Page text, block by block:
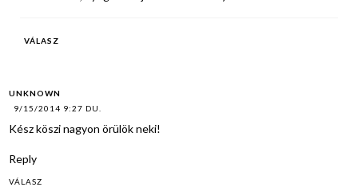
VÁLASZ
UNKNOWN
9/15/2014 9:27 DU.
Kész köszi nagyon örülök neki!
Reply
VÁLASZ